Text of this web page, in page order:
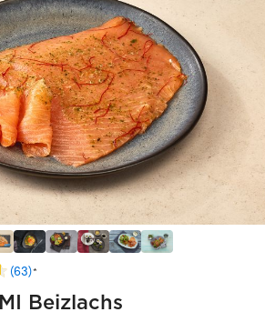
(63)*
Beizlachs